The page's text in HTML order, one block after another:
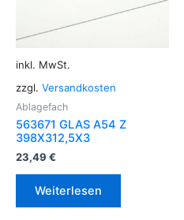
inkl. MwSt.
zzgl. Versandkosten
Ablagefach
563671 GLAS A54 Z
398X312,5X3
23,49 €
Weiterlesen